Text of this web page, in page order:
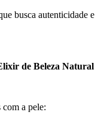
busca autenticidade e
de Beleza Natural
a pele: